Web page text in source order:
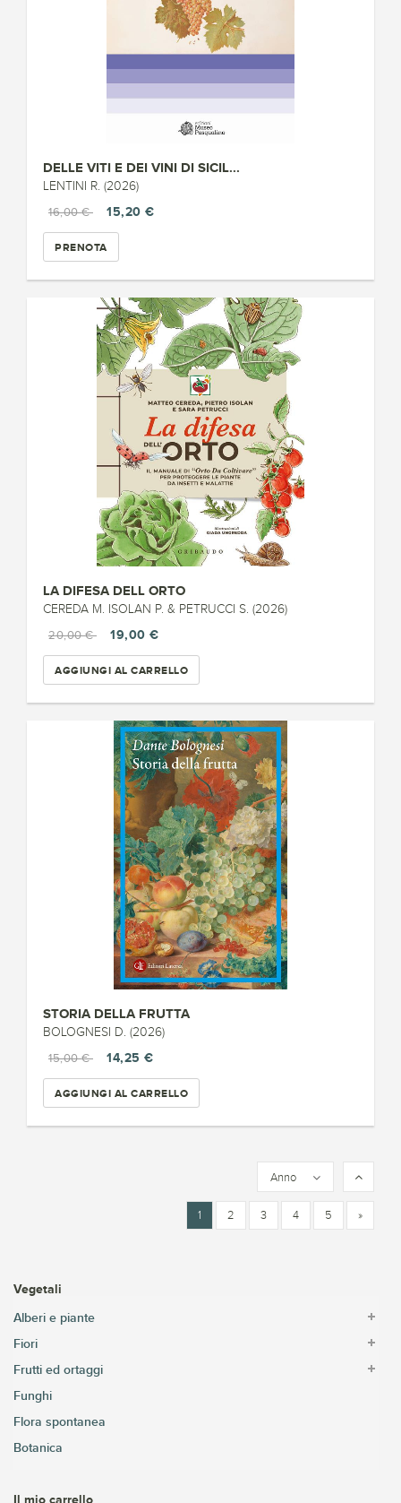
DELLE VITI E DEI VINI DI SICIL...
LENTINI R. (2026)
16,00 €
15,20 €
PRENOTA
LA DIFESA DELL ORTO
CEREDA M. ISOLAN P. & PETRUCCI S. (2026)
20,00 €
19,00 €
AGGIUNGI AL CARRELLO
STORIA DELLA FRUTTA
BOLOGNESI D. (2026)
15,00 €
14,25 €
AGGIUNGI AL CARRELLO
Anno
1 2 3 4 5 »
Vegetali
Alberi e piante
Fiori
Frutti ed ortaggi
Funghi
Flora spontanea
Botanica
Il mio carrello